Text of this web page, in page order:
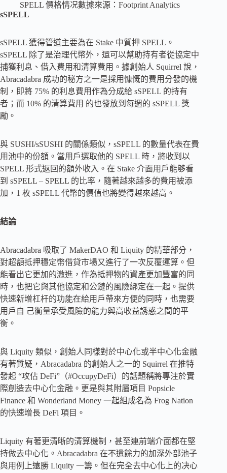
SPELL 價格情况數據來源：Footprint Analytics
sSPELL
sSPELL 獲得管道主要為在 Stake 中質押 SPELL。
sSPELL 除了是治理代幣外，還可以幫助持有者從協定中
捕獲利息、借入費用和清算費用。據創始人 Squirrel 說，
Abracadabra 成功的秘方之一是採用慷慨的費用分發的機
制，即將 75% 的利息費用作為分成給 sSPELL 的持有
者；而 10% 的清算費用 的也發放到每週的 sSPELL 獎
勵。
與 SUSHI/sSUSHI 的關係類似，sSPELL 的數量代表在費
用池中的份額。當用戶選取他的 SPELL 時，將收到以
SPELL 形式返回的額外收入。在 Stake 介面用戶能够看
到 sSPELL – SPELL 的比率，隨著越來越多的費用被添
加，1 枚 sSPELL 代幣的價值也將變得越來越高。
結論
Abracadabra 吸取了 MakerDAO 和 Liquity 的精華部分，
對超額抵押穩定幣借貸市場又進行了一次反覆運算。但
能看出它更加的激進，作為抵押物的資產更加豐富的同
時，也把它與其他協定和公鏈的風險綁定在一起。提供
快速新增杠杆的功能在給用戶帶來方便的同時，也需要
用戶自 己衡量承受風險的能力與高收益誘惑之間的平
衡。
與 Liquity 類似，創始人同樣對於中心化或半中心化金融
有著質疑，Abracadabra 的創始人之一的 Squirrel 在推特
發起 “攻佔 DeFi”（#OccupyDeFi）的話題稱將專注於實
際創造去中心化金融。更是與其附屬項目 Popsicle
Finance 和 Wonderland Money 一起組成名為 Frog Nation
的快速增長 DeFi 項目。
Liquity 有著更清晰的清算機制，甚至連前端介面都在堅
持做去中心化。Abracadabra 在不遺餘力的加深外部池子
與用例上遠勝 Liquity 一籌。但在完全去中心化上的决心